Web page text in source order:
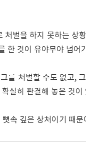
처벌을 하지 못하는 상
한 것이 유야무야 넘어
를 처벌할 수도 없고,
실히 판결해 놓은 것이
속 깊은 상처이기 때문